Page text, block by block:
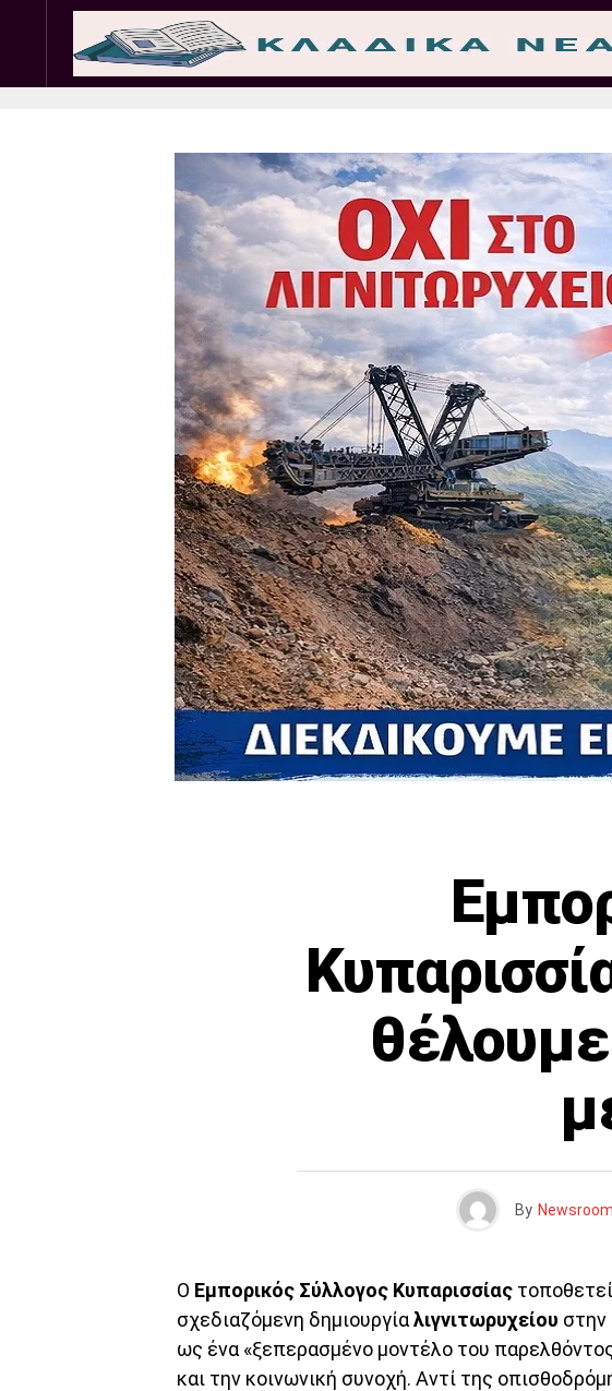
Σωματεία Εμπ. Σύλλογοι
By Newsroom
Ο Εμπορικός Σύλλογος Κυπαρισσίας
σχεδιαζόμενη δημιουργίαλιγνιτωρυχείου στην
ως ένα «ξεπερασμένο μοντέλο του
και την κοινωνική συνοχή. Αντί της